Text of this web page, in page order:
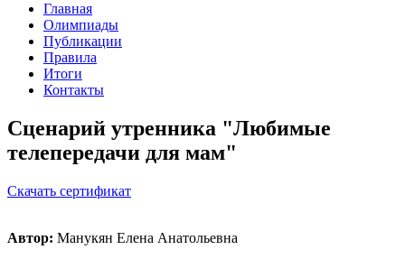
Главная
Олимпиады
Публикации
Правила
Итоги
Контакты
Сценарий утренника "Любимые
телепередачи для мам"
Cкачать сертификат
Автор: Манукян Елена Анатольевна